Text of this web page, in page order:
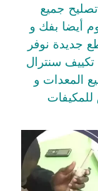
جميع
أيضا بفك و
جديدة نوفر
سنترال
المعدات و
للمكيفات